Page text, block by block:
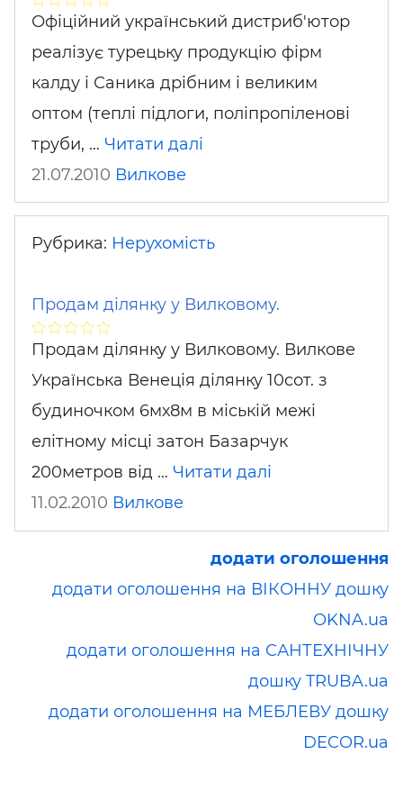
Офіційний український дистриб'ютор
реалізує турецьку продукцію фірм
калду і Саника дрібним і великим
оптом (теплі підлоги, поліпропіленові
труби, … Читати далі
21.07.2010 Вилкове
Рубрика: Нерухомість
Продам ділянку у Вилковому.
Продам ділянку у Вилковому. Вилкове
Українська Венеція ділянку 10сот. з
будиночком 6мх8м в міській межі
елітному місці затон Базарчук
200метров від … Читати далі
11.02.2010 Вилкове
додати оголошення
додати оголошення на ВІКОННУ дошку
OKNA.ua
додати оголошення на САНТЕХНІЧНУ
дошку TRUBA.ua
додати оголошення на МЕБЛЕВУ дошку
DECOR.ua